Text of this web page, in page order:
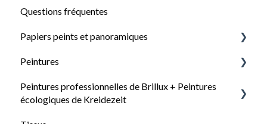
Questions fréquentes
Papiers peints et panoramiques
Questions générales sur les papiers peints
Types de papiers peints
Peintures
Questions générales sur nos peintures
Peintures professionnelles de Brillux + Peintures
écologiques de Kreidezeit